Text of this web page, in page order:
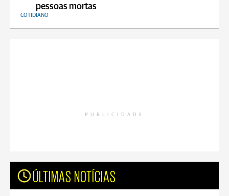
pessoas mortas
COTIDIANO
PUBLICIDADE
ÚLTIMAS NOTÍCIAS